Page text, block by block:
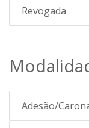
Revogada
Adesão/